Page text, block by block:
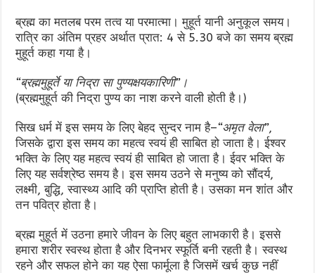
ब्रह्म का मतलब परम तत्व या परमात्मा। मुहूर्त यानी अनुकूल समय।
रात्रि का अंतिम प्रहर अर्थात प्रात: 4 से 5.30 बजे का समय ब्रह्म
मुहूर्त कहा गया है।
“ब्रह्ममुहूर्ते या निद्रा सा पुण्यक्षयकारिणी”।
(ब्रह्ममुहूर्त की निद्रा पुण्य का नाश करने वाली होती है।)
सिख धर्म में इस समय के लिए बेहद सुन्दर नाम है–“अमृत वेला”,
जिसके द्वारा इस समय का महत्व स्वयं ही साबित हो जाता है। ईश्वर
भक्ति के लिए यह महत्व स्वयं ही साबित हो जाता है। ईवर भक्ति के
लिए यह सर्वश्रेष्ठ समय है। इस समय उठने से मनुष्य को सौंदर्य,
लक्ष्मी, बुद्धि, स्वास्थ्य आदि की प्राप्ति होती है। उसका मन शांत और
तन पवित्र होता है।
ब्रह्म मुहूर्त में उठना हमारे जीवन के लिए बहुत लाभकारी है। इससे
हमारा शरीर स्वस्थ होता है और दिनभर स्फूर्ति बनी रहती है। स्वस्थ
रहने और सफल होने का यह ऐसा फार्मूला है जिसमें खर्च कुछ नहीं